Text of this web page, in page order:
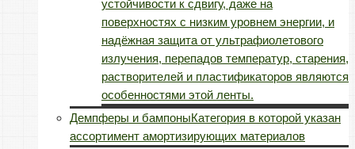
устойчивости к сдвигу, даже на
поверхностях с низким уровнем энергии, и
надёжная защита от ультрафиолетового
излучения, перепадов температур, старения,
растворителей и пластификаторов являются
особенностями этой ленты.
Демпферы и бампоныКатегория в которой указан
ассортимент амортизирующих материалов